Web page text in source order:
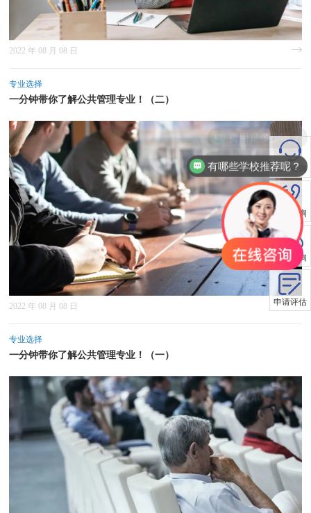
2022 年 08 月 08 日
专业选择
一分钟带你了解公共管理专业！（二）
2022 年 08 月 08 日
专业选择
一分钟带你了解公共管理专业！（一）
在线咨询
电话咨询
微信咨询
申请评估
有哪些学校推荐呢？